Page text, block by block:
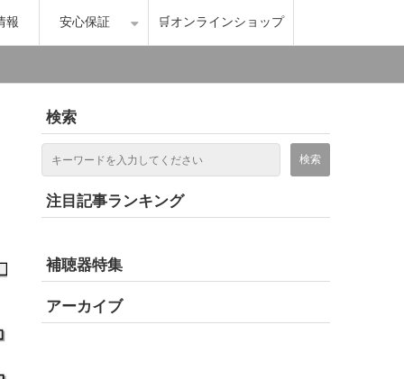
報 安心保証 🛒オンラインショップ
検索
注目記事ランキング
補聴器特集
アーカイブ